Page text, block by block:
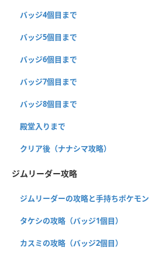
バッジ4個目まで
バッジ5個目まで
バッジ6個目まで
バッジ7個目まで
バッジ8個目まで
殿堂入りまで
クリア後（ナナシマ攻略）
ジムリーダー攻略
ジムリーダーの攻略と手持ちポケモン
タケシの攻略（バッジ1個目）
カスミの攻略（バッジ2個目）